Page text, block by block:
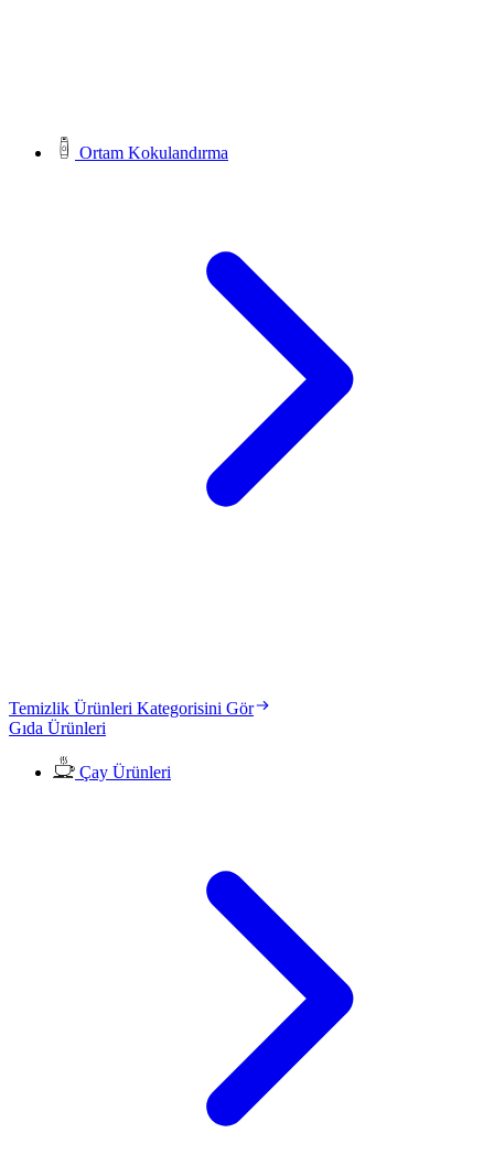
Ortam Kokulandırma
Temizlik Ürünleri Kategorisini Gör
Gıda Ürünleri
Çay Ürünleri